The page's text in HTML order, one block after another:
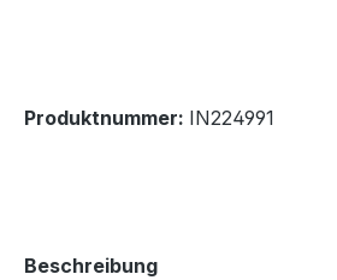
Produktnummer: IN224991
Beschreibung